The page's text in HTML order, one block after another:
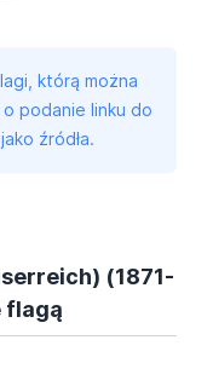
którą można
podanie linku do
źródła.
(1871-
flagą